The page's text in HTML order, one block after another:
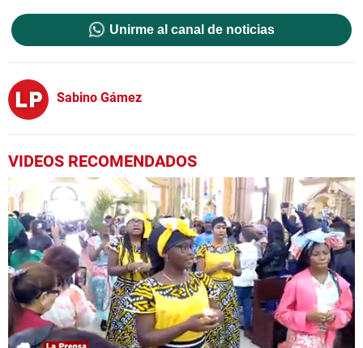
Unirme al canal de noticias
Sabino Gámez
VIDEOS RECOMENDADOS